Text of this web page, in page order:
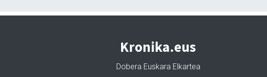
Kronika.eus
Dobera Euskara Elkartea